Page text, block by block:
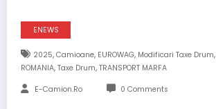
ENEWS
2025, Camioane, EUROWAG, Modificari Taxe Drum,
ROMANIA, Taxe Drum, TRANSPORT MARFA
E-Camion.ro 0 Comments